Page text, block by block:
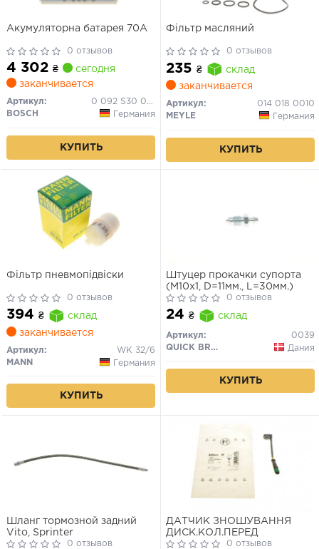
Акумуляторна батарея 70А
0 отзывов
4 302 ₴
сегодня
заканчивается
Артикул:
0 092 S30 080
BOSCH
Германия
КУПИТЬ
Фільтр масляний
0 отзывов
235 ₴
склад
заканчивается
Артикул:
014 018 0010
MEYLE
Германия
КУПИТЬ
Фільтр пневмопідвіски
0 отзывов
394 ₴
склад
заканчивается
Артикул:
WK 32/6
MANN
Германия
КУПИТЬ
Штуцер прокачки супорта
(M10x1, D=11мм., L=30мм.)
0 отзывов
24 ₴ склад
Артикул:
0039
QUICK BRAKE
Дания
КУПИТЬ
Шланг тормозной задний
Vito, Sprinter
0 отзывов
ДАТЧИК ЗНОШУВАННЯ
ДИСК.КОЛ.ПЕРЕД
0 отзывов